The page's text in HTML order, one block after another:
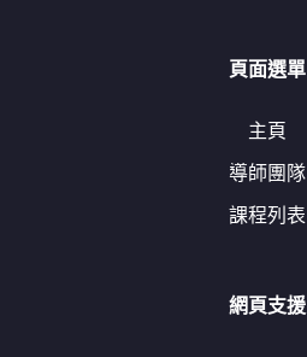
頁面選單
主頁
導師團隊
課程列表
網頁支援